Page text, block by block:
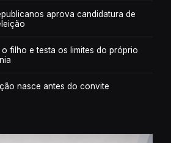
aprova candidatura de
filho e testa os limites do próprio
nasce antes do convite